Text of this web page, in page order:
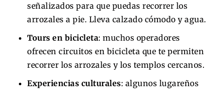
señalizados para que puedas recorrer los
arrozales a pie. Lleva calzado cómodo y agua.
Tours en bicicleta: muchos operadores
ofrecen circuitos en bicicleta que te permiten
recorrer los arrozales y los templos cercanos.
Experiencias culturales: algunos lugareños